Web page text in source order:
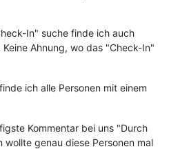
In" suche finde ich auch
Ahnung, wo das "Check-In"
ich alle Personen mit einem
Kommentar bei uns "Durch
genau diese Personen mal